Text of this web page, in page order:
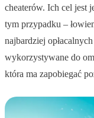
cheaterów. Ich cel jest
tym przypadku –
najbardziej
wykorzystywane do
która ma zapobiegać